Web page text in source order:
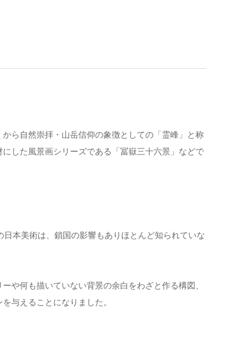
ら自然崇拝・山岳信仰の象徴としての「霊峰」と称
した風景画シリーズである「冨嶽三十六景」などで
本美術は、鎖国の影響もありほとんど知られていな
や何も描いていない背景の余白をわざと作る構図、
与えることになりました。